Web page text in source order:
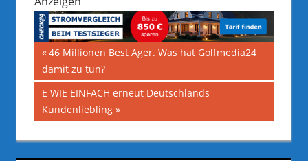
Beitragsnavigation
Vorheriger
Beitrag:
46 Millionen Best Ager. Was hat Golfmedia24
damit zu tun?
Nächster
Beitrag:
E WIE EINFACH erneut Deutschlands
Kundenliebling